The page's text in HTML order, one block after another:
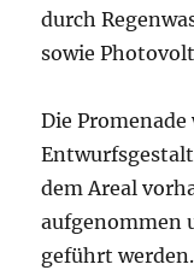
durch
sowie
Die
dem Areal
aufgenommen
geführt